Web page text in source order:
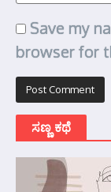
Save my
browser for
ಸಣ್ಣ ಕಥೆ